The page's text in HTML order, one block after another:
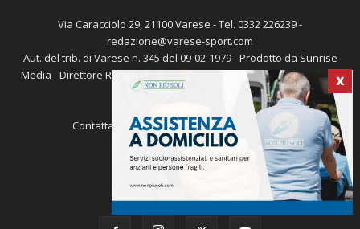
X
CHI SIAMO
Via Caracciolo 29, 21100 Varese - Tel. 0332 226239 -
redazione@varese-sport.com
Aut. del trib. di Varese n. 345 del 09-02-1979 - Prodotto da Sunrise
Media - Direttore Responsabile: Michele Marocco -Cookie policy
Pubblicità
redazione@varese-sport.com
SEGUICI